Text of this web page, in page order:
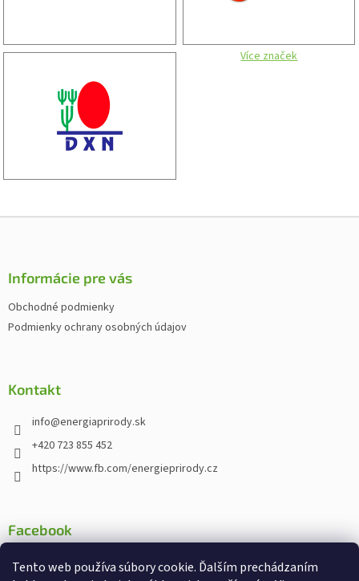
Tento web používa súbory cookie. Ďalším prechádzaním
Více značek
Z
Informácie pre vás
Obchodné podmienky
Podmienky ochrany osobných údajov
Kontakt
info@energiaprirody.sk
+420 723 855 452
https://www.fb.com/energieprirody.cz
Facebook